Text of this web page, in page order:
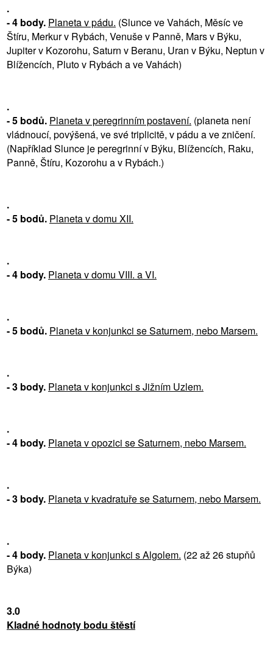
.
- 4 body. Planeta v pádu. (Slunce ve Vahách, Měsíc ve
Štíru, Merkur v Rybách, Venuše v Panně, Mars v Býku,
Jupiter v Kozorohu, Saturn v Beranu, Uran v Býku, Neptun v
Blížencích, Pluto v Rybách a ve Vahách)
.
- 5 bodů. Planeta v peregrinním postavení. (planeta není
vládnoucí, povýšená, ve své triplicitě, v pádu a ve zničení.
(Například Slunce je peregrinní v Býku, Blížencích, Raku,
Panně, Štíru, Kozorohu a v Rybách.)
.
- 5 bodů. Planeta v domu XII.
.
- 4 body. Planeta v domu VIII. a VI.
.
- 5 bodů. Planeta v konjunkci se Saturnem, nebo Marsem.
.
- 3 body. Planeta v konjunkci s Jižním Uzlem.
.
- 4 body. Planeta v opozici se Saturnem, nebo Marsem.
.
- 3 body. Planeta v kvadratuře se Saturnem, nebo Marsem.
.
- 4 body. Planeta v konjunkci s Algolem. (22 až 26 stupňů
Býka)
3.0
Kladné hodnoty bodu štěstí